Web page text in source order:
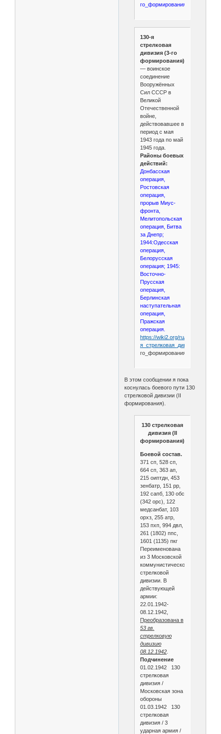
го_формирования)
130-я
стрелковая
дивизия (3-го
формирования)
— воинское
соединение
Вооружённых
Сил СССР в
Великой
Отечественной
войне,
действовавшее в
период с мая
1943 года по май
1945 года.
Районы боевых
действий:
Донбасская
операция,
Ростовская
операция,
прорыв Миус-
фронта,
Мелитопольская
операция, Битва
за Днепр;
1944:Одесская
операция,
Белорусская
операция; 1945:
Восточно-
Прусская
операция,
Берлинская
наступательная
операция,
Пражская
операция.
https://wiki2.org/ru/130-
я_стрелковая_дивизия_
го_формирования)
В этом сообщении я пока
коснулась боевого пути 130
стрелковой дивизии (II
формирования).
130 стрелковая
дивизия (II
формирования).
Боевой состав.
371 сп, 528 сп,
664 сп, 363 ап,
215 оиптдн, 453
зенбатр, 151 рр,
192 сапб, 130 обс
(342 орс), 122
медсанбат, 103
орхз, 255 атр,
153 пхп, 994 двл,
261 (1802) ппс,
1601 (1135) пкг
Переименована
из 3 Московской
коммунистической
стрелковой
дивизии. В
действующей
армии:
22.01.1942-
08.12.1942,
Преобразована в
53 гв.
стрелковую
дивизию
08.12.1942.
Подчинение
01.02.1942 130
стрелковая
дивизия /
Московская зона
обороны
01.03.1942 130
стрелковая
дивизия / 3
ударная армия /